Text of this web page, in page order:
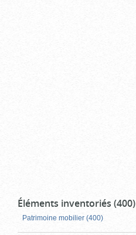
Éléments inventoriés (400)
Patrimoine mobilier (400)